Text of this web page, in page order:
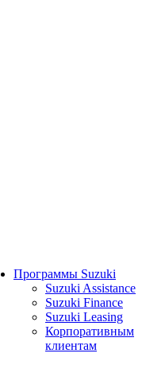
Программы Suzuki
Suzuki Assistance
Suzuki Finance
Suzuki Leasing
Корпоративным
клиентам